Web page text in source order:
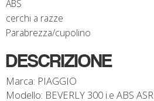
ABS
cerchi a razze
Parabrezza/cupolino
DESCRIZIONE
Marca: PIAGGIO
Modello: BEVERLY 300 i.e ABS ASR